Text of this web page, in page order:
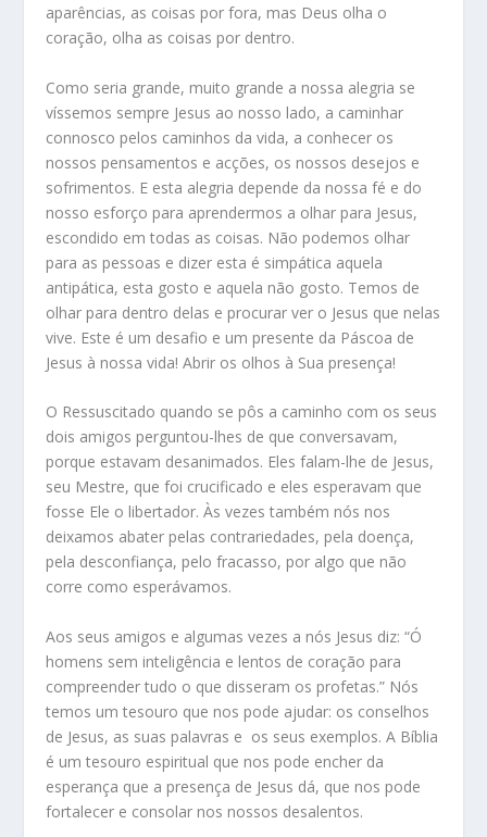
aparências, as coisas por fora, mas Deus olha o
coração, olha as coisas por dentro.
Como seria grande, muito grande a nossa alegria se
víssemos sempre Jesus ao nosso lado, a caminhar
connosco pelos caminhos da vida, a conhecer os
nossos pensamentos e acções, os nossos desejos e
sofrimentos. E esta alegria depende da nossa fé e do
nosso esforço para aprendermos a olhar para Jesus,
escondido em todas as coisas. Não podemos olhar
para as pessoas e dizer esta é simpática aquela
antipática, esta gosto e aquela não gosto. Temos de
olhar para dentro delas e procurar ver o Jesus que nelas
vive. Este é um desafio e um presente da Páscoa de
Jesus à nossa vida! Abrir os olhos à Sua presença!
O Ressuscitado quando se pôs a caminho com os seus
dois amigos perguntou-lhes de que conversavam,
porque estavam desanimados. Eles falam-lhe de Jesus,
seu Mestre, que foi crucificado e eles esperavam que
fosse Ele o libertador. Às vezes também nós nos
deixamos abater pelas contrariedades, pela doença,
pela desconfiança, pelo fracasso, por algo que não
corre como esperávamos.
Aos seus amigos e algumas vezes a nós Jesus diz: “Ó
homens sem inteligência e lentos de coração para
compreender tudo o que disseram os profetas.” Nós
temos um tesouro que nos pode ajudar: os conselhos
de Jesus, as suas palavras e os seus exemplos. A Bíblia
é um tesouro espiritual que nos pode encher da
esperança que a presença de Jesus dá, que nos pode
fortalecer e consolar nos nossos desalentos.